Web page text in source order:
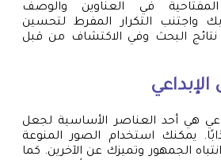
في العناوين والوصف
واجتنب التكرار المفرط لتحسين
البحث وفي الاكتشاف من قبل
هي أحد العناصر الأساسية لجعل
يمكنك استخدام الصور المنوعة
الجمهور وتميزك عن الآخرين. كما